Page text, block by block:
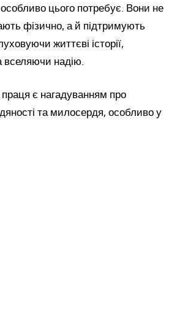
цього потребує. Вони не
фізично, а й підтримують
життєві історії,
вселяючи надію.
є нагадуванням про
та милосердя, особливо у